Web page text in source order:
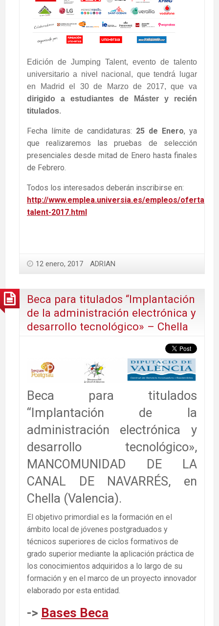
Edición de Jumping Talent, evento de talento
universitario a nivel nacional, que tendrá lugar
en Madrid el 30 de Marzo de 2017, que va
dirigido a estudiantes de Máster y recién
titulados.
Fecha límite de candidaturas: 25 de Enero, ya
que realizaremos las pruebas de selección
presenciales desde mitad de Enero hasta finales
de Febrero.
Todos los interesados deberán inscribirse en:
http://www.emplea.universia.es/empleos/oferta/
talent-2017.html
12 enero, 2017 ADRIAN
Beca para titulados “Implantación
de la administración electrónica y
desarrollo tecnológico» – Chella
Beca para titulados
“Implantación de la
administración electrónica y
desarrollo tecnológico»,
MANCOMUNIDAD DE LA
CANAL DE NAVARRÉS, en
Chella (Valencia).
El objetivo primordial es la formación en el
ámbito local de jóvenes postgraduados y
técnicos superiores de ciclos formativos de
grado superior mediante la aplicación práctica de
los conocimientos adquiridos a lo largo de su
formación y en el marco de un proyecto innovador
elaborado por esta entidad.
-> Bases Beca